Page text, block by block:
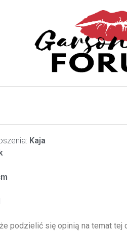
Kaja
podzielić się opinią na temat tej